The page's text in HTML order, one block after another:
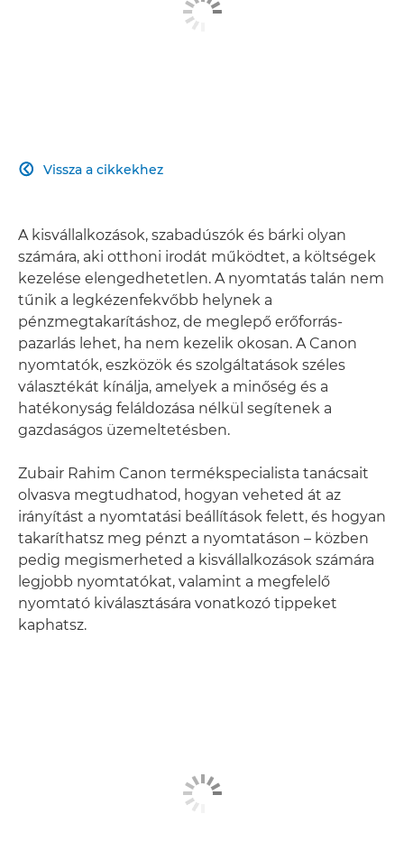
Vissza a cikkekhez

A kisvállalkozások, szabadúszók és bárki olyan
számára, aki otthoni irodát működtet, a költségek
kezelése elengedhetetlen. A nyomtatás talán nem
tűnik a legkézenfekvőbb helynek a
pénzmegtakarításhoz, de meglepő erőforrás-
pazarlás lehet, ha nem kezelik okosan. A Canon
nyomtatók, eszközök és szolgáltatások széles
választékát kínálja, amelyek a minőség és a
hatékonyság feláldozása nélkül segítenek a
gazdaságos üzemeltetésben.
Zubair Rahim Canon termékspecialista tanácsait
olvasva megtudhatod, hogyan veheted át az
irányítást a nyomtatási beállítások felett, és hogyan
takaríthatsz meg pénzt a nyomtatáson – közben
pedig megismerheted a kisvállalkozások számára
legjobb nyomtatókat, valamint a megfelelő
nyomtató kiválasztására vonatkozó tippeket
kaphatsz.